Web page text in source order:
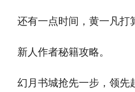
还有一点时间，黄一凡打
新人作者秘籍攻略。
幻月书城抢先一步，领先